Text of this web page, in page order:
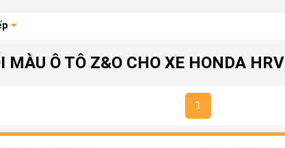
Ô TÔ Z&O CHO XE HONDA HRV
1